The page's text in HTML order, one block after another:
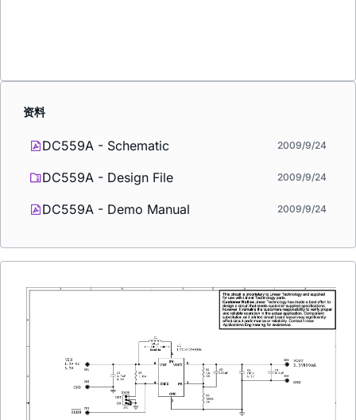
资料
DC559A - Schematic 2009/9/24
DC559A - Design File 2009/9/24
DC559A - Demo Manual 2009/9/24